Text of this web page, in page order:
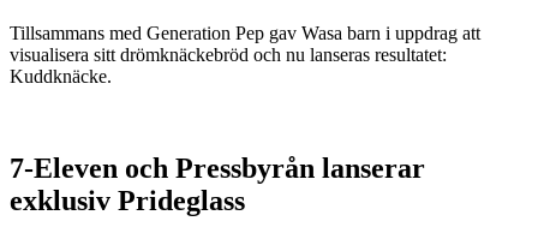
Tillsammans med Generation Pep gav Wasa barn i uppdrag att
visualisera sitt drömknäckebröd och nu lanseras resultatet:
Kuddknäcke.
7-Eleven och Pressbyrån lanserar
exklusiv Prideglass